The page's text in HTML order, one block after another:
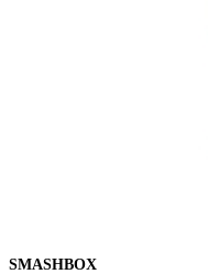
SMASHBOX